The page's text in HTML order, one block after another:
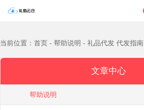
当前位置：首页 - 帮助说明 - 礼品代发 代发指南
文章中心
帮助说明